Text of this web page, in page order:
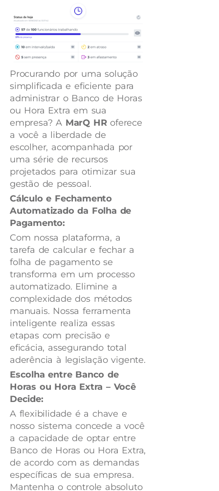
Procurando por uma solução
simplificada e eficiente para
administrar o Banco de Horas
ou Hora Extra em sua
empresa? A MarQ HRoferece
a você a liberdade de
escolher, acompanhada por
uma série de recursos
projetados para otimizar sua
gestão de pessoal.
Cálculo e Fechamento
Automatizado da Folha de
Pagamento:
Com nossa plataforma, a
tarefa de calcular e fechar a
folha de pagamento se
transforma em um processo
automatizado. Elimine a
complexidade dos métodos
manuais. Nossa ferramenta
inteligente realiza essas
etapas com precisão e
eficácia, assegurando total
aderência à legislação vigente.
Escolha entre Banco de
Horas ou Hora Extra – Você
Decide:
A flexibilidade é a chave e
nosso sistema concede a você
a capacidade de optar entre
Banco de Horas ou Hora Extra,
de acordo com as demandas
específicas de sua empresa.
Mantenha o controle absoluto